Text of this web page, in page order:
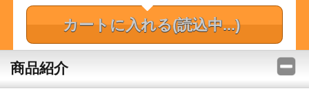
カートに入れる(読込中...)
商品紹介